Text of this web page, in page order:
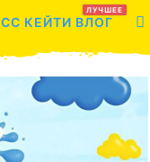
КЕЙТИ ВЛОГ
ЛУЧШЕЕ